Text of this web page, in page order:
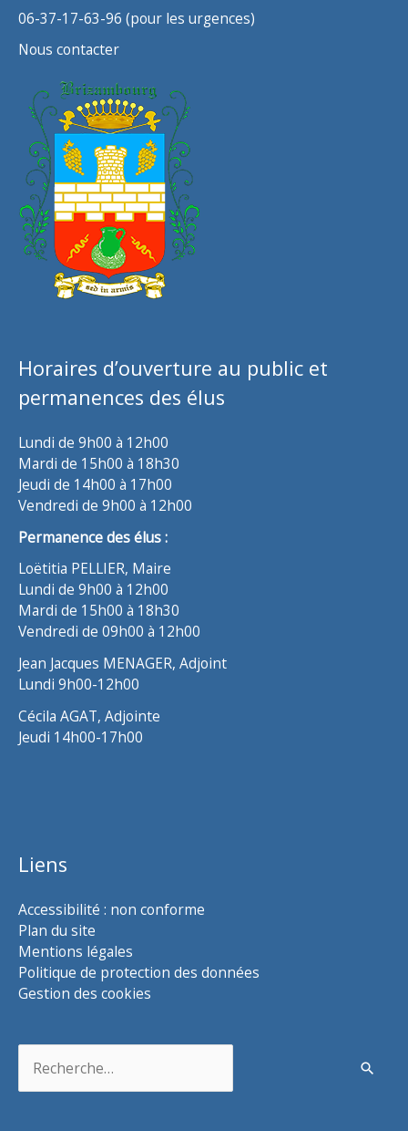
06-37-17-63-96 (pour les urgences)
Nous contacter
Horaires d’ouverture au public et
permanences des élus
Lundi de 9h00 à 12h00
Mardi de 15h00 à 18h30
Jeudi de 14h00 à 17h00
Vendredi de 9h00 à 12h00
Permanence des élus :
Loëtitia PELLIER, Maire
Lundi de 9h00 à 12h00
Mardi de 15h00 à 18h30
Vendredi de 09h00 à 12h00
Jean Jacques MENAGER, Adjoint
Lundi 9h00-12h00
Cécila AGAT, Adjointe
Jeudi 14h00-17h00
Liens
Accessibilité : non conforme
Plan du site
Mentions légales
Politique de protection des données
Gestion des cookies